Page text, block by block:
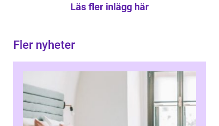
Läs fler inlägg här
Fler nyheter